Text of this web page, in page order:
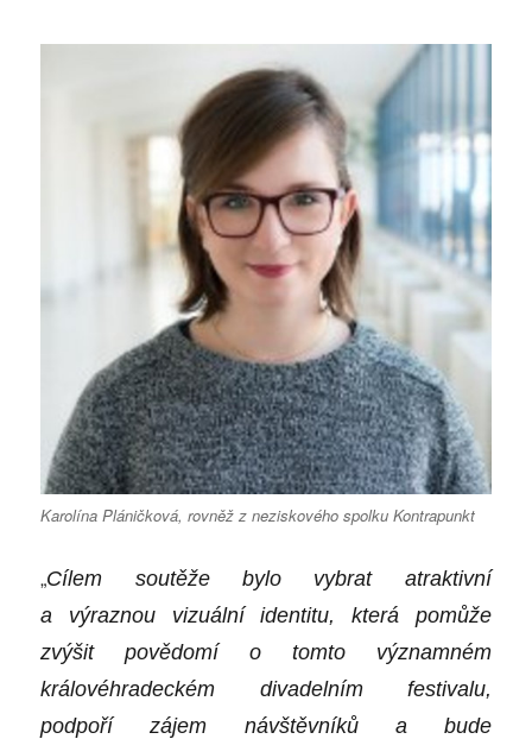
Karolína Pláničková, rovněž z neziskového spolku Kontrapunkt
„Cílem soutěže bylo vybrat atraktivní
a výraznou vizuální identitu, která pomůže
zvýšit povědomí o tomto významném
královéhradeckém divadelním festivalu,
podpoří zájem návštěvníků a bude